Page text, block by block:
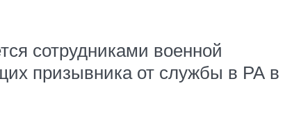
сотрудниками военной
призывника от службы в РА в